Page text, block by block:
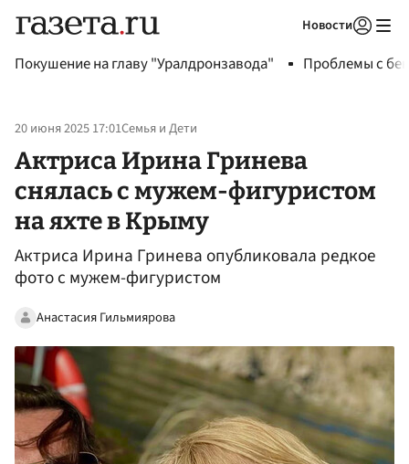
Новости
Покушение на главу "Уралдронзавода" Проблемы с
20 июня 2025 17:01Семья и Дети
Актриса Ирина Гринева
снялась с мужем-фигуристом
на яхте в Крыму
Актриса Ирина Гринева опубликовала редкое
фото с мужем-фигуристом
Анастасия Гильмиярова